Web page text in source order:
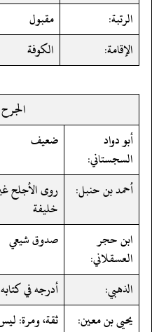
الرتبة:
مقبول
الإقامة:
الكوفة
أبو دواد
السجستاني:
ضعيف
أحمد بن حنبل:
روى الأجلح
خليفة
ابن حجر
العسقلاني:
صدوق شيعي
الذهبي:
أدرجه في
يحيى بن معين:
ثقة، ومرة: